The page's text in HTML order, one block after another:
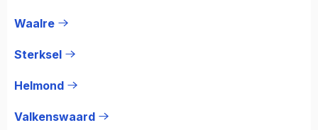
Waalre
Sterksel
Helmond
Valkenswaard